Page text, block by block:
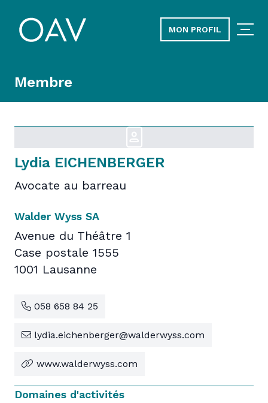
MON PROFIL
Membre
Lydia EICHENBERGER
Avocate au barreau
Walder Wyss SA
Avenue du Théâtre 1
Case postale 1555
1001 Lausanne
058 658 84 25
lydia.eichenberger@walderwyss.com
www.walderwyss.com
Domaines d'activités